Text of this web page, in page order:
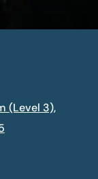
(Level 3),